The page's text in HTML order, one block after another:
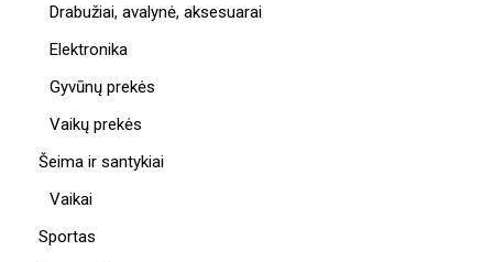
Drabužiai, avalynė, aksesuarai
Elektronika
Gyvūnų prekės
Vaikų prekės
Šeima ir santykiai
Vaikai
Sportas